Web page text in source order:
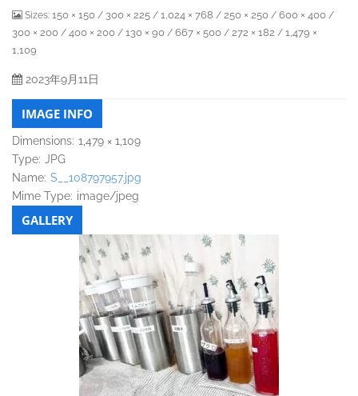
Sizes: 150 × 150 / 300 × 225 / 1,024 × 768 / 250 × 250 / 600 × 400 /
300 × 200 / 400 × 200 / 130 × 90 / 667 × 500 / 272 × 182 / 1,479 ×
1,109
2023年9月11日
IMAGE INFO
Dimensions: 1,479 × 1,109
Type: JPG
Name: S__108797957.jpg
Mime Type: image/jpeg
GALLERY